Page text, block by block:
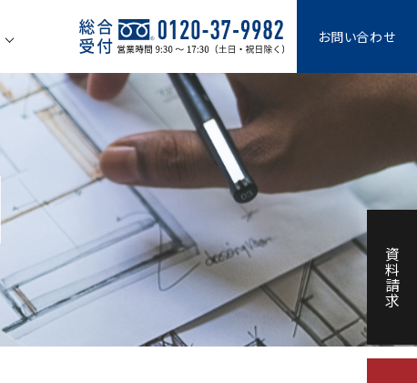
お問い合わせ
資料請求